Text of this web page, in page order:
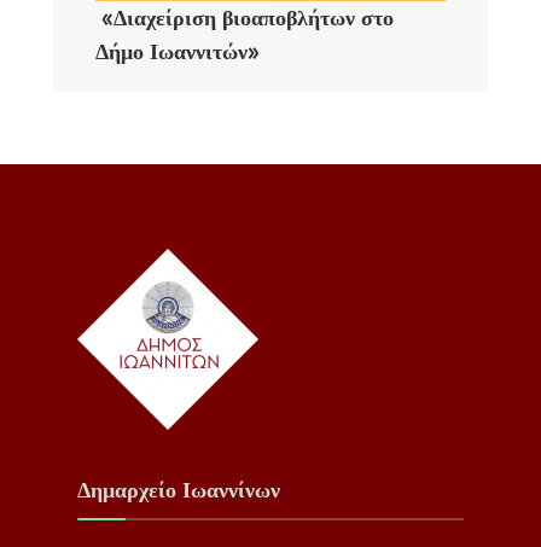
«Διαχείριση βιοαποβλήτων στο
Δήμο Ιωαννιτών»
Δημαρχείο Ιωαννίνων